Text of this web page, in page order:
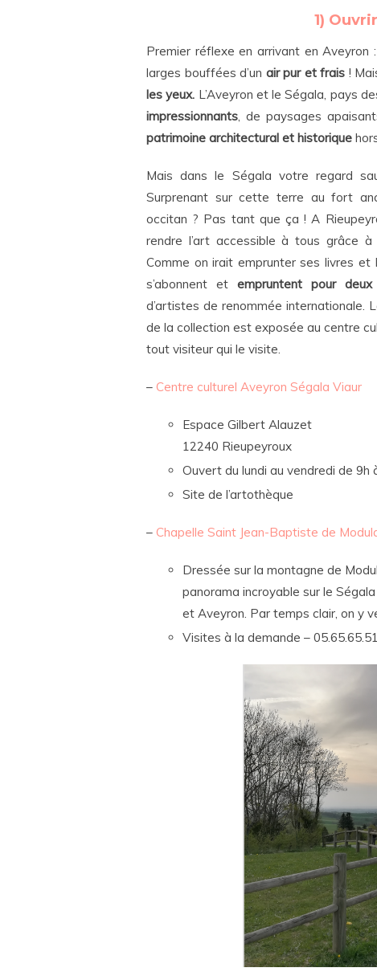
1)
Premier réflexe en arrivant en
larges bouffées d’un air pur et frais !
les yeux. L’Aveyron et le Ségala, pays
impressionnants, de paysages
patrimoine architectural et historique
Mais dans le Ségala votre regard
Surprenant sur cette terre au fort
occitan ? Pas tant que ça ! A
rendre l’art accessible à tous grâce à
Comme on irait emprunter ses livres
s’abonnent et empruntent pour
d’artistes de renommée internationale.
de la collection est exposée au centre
tout visiteur qui le visite.
– Centre culturel Aveyron Ségala Viaur
Espace Gilbert Alauzet
12240 Rieupeyroux
Ouvert du lundi au vendredi de 9h
Site de l’artothèque
– Chapelle Saint Jean-Baptiste de
Dressée sur la montagne de
panorama incroyable sur le
et Aveyron. Par temps clair, on y
Visites à la demande –